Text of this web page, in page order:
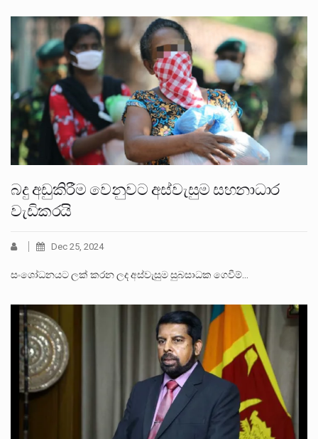
බදු අඩුකිරීම වෙනුවට අස්වැසුම සහනාධාර
වැඩිකරයි
Dec 25, 2024
සංශෝධනයට ලක් කරන ලද අස්වැසුම සුබසාධක ගෙවීම්…